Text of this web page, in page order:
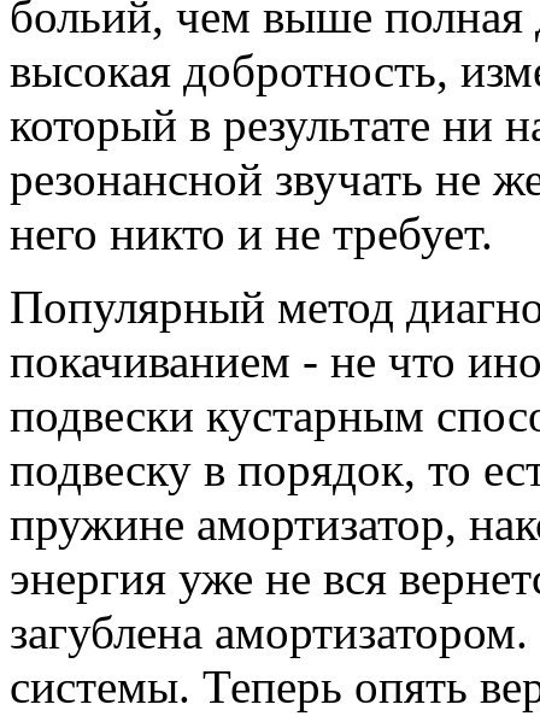
больий, чем выше полная
высокая добротность,
который в результате ни
резонансной звучать не
него никто и не требует.
Популярный метод
покачиванием - не что
подвески кустарным
подвеску в порядок, то
пружине амортизатор,
энергия уже не вся
загублена
системы. Теперь опять